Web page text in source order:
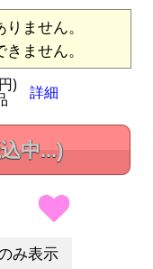
ません。
ません。
) 詳細
中...)
み表示